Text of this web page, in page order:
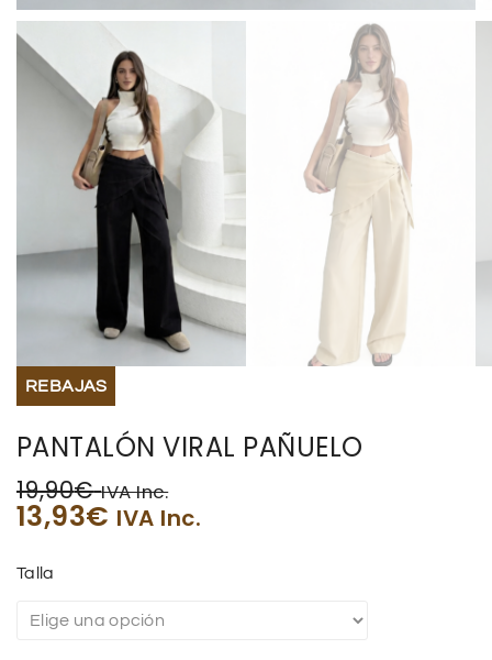
REBAJAS
PANTALÓN VIRAL PAÑUELO
19,90€ IVA Inc.
13,93€ IVA Inc.
Talla